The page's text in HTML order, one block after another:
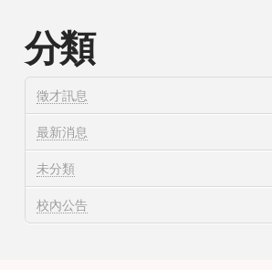
分類
徵才訊息
最新消息
未分類
校內公告